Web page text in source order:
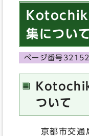
集について
ページ番号
ついて
京都市交通